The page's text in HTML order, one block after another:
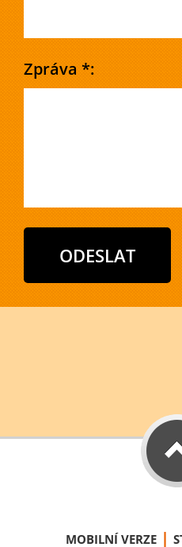
Zpráva *:
MOBILNÍ VERZE |